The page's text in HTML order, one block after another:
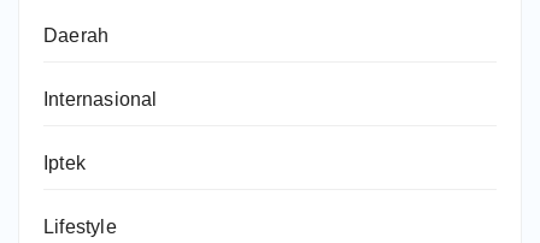
Daerah
Internasional
Iptek
Lifestyle